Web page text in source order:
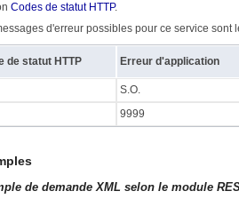
Codes de statut HTTP.
d'erreur possibles pour ce service sont
de statut HTTP Erreur d'application
S.O.
9999
de demande XML selon le module